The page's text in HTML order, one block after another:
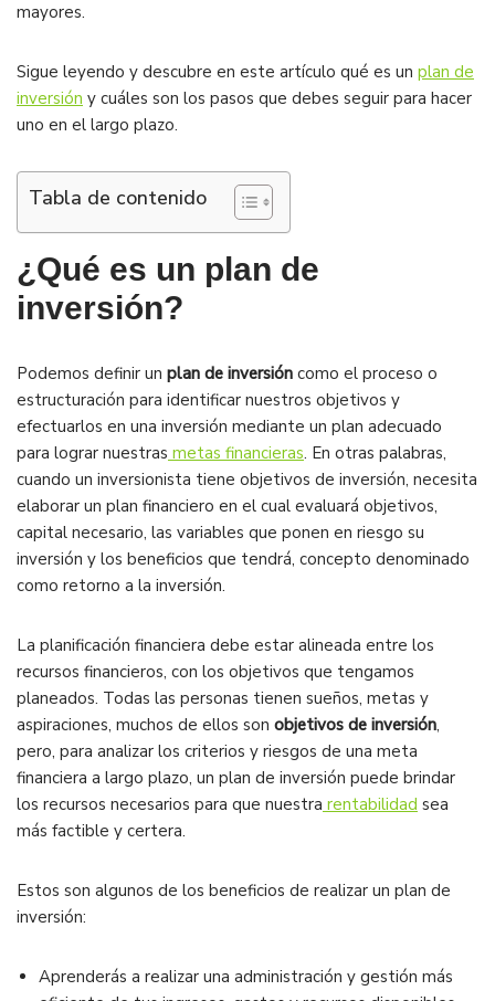
mayores.
Sigue leyendo y descubre en este artículo qué es un plan de
inversión y cuáles son los pasos que debes seguir para hacer
uno en el largo plazo.
Tabla de contenido
¿Qué es un plan de
inversión?
Podemos definir un plan de inversión como el proceso o
estructuración para identificar nuestros objetivos y
efectuarlos en una inversión mediante un plan adecuado
para lograr nuestras metas financieras. En otras palabras,
cuando un inversionista tiene objetivos de inversión, necesita
elaborar un plan financiero en el cual evaluará objetivos,
capital necesario, las variables que ponen en riesgo su
inversión y los beneficios que tendrá, concepto denominado
como retorno a la inversión.
La planificación financiera debe estar alineada entre los
recursos financieros, con los objetivos que tengamos
planeados. Todas las personas tienen sueños, metas y
aspiraciones, muchos de ellos son objetivos de inversión,
pero, para analizar los criterios y riesgos de una meta
financiera a largo plazo, un plan de inversión puede brindar
los recursos necesarios para que nuestra rentabilidad sea
más factible y certera.
Estos son algunos de los beneficios de realizar un plan de
inversión:
Aprenderás a realizar una administración y gestión más